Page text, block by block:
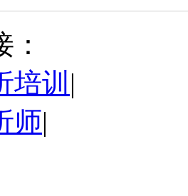
红 武汉市
中南民族大学
询
培训 |
师|